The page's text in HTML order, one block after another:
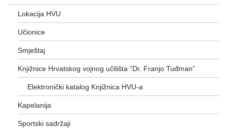
Lokacija HVU
Učionice
Smještaj
Knjižnice Hrvatskog vojnog učilišta “Dr. Franjo Tuđman”
Elektronički katalog Knjižnica HVU-a
Kapelanija
Sportski sadržaji